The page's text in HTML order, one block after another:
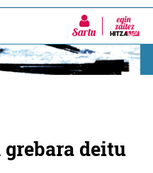
Sartu
deitu